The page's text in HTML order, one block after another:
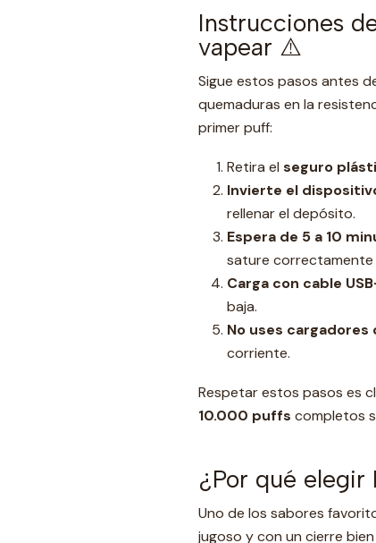
Instrucciones
vapear ⚠️
Sigue estos pasos antes
quemaduras en la
primer puff:
Retira el seguro
Invierte el
rellenar el depósito.
Espera de 5 a 10
sature correctamente
Carga con cable
baja.
No uses cargadores
corriente.
Respetar estos pasos es
10.000 puffs completos
¿Por qué elegir
Uno de los sabores
jugoso y con un cierre